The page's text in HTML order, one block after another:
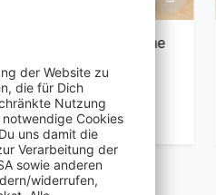
Mikrowellen Hausschuhe
CHF 39.95
Nur noch 3 auf Lager